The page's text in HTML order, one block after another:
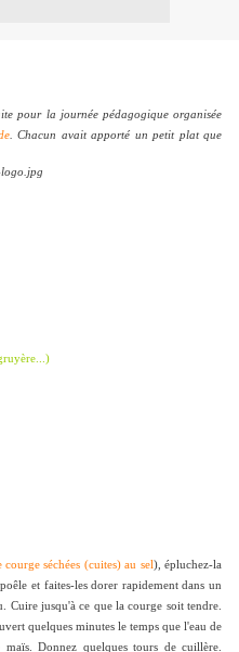
pour la journée pédagogique organisée
. Chacun avait apporté un petit plat que
courge séchées (cuites) au sel), épluchez-la
et faites-les dorer rapidement dans un
jusqu'à ce que la courge soit tendre.
quelques minutes le temps que l'eau de
Donnez quelques tours de cuillère.